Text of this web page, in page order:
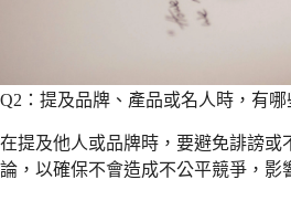
Q2：提及品牌、產品或名人時，有
在提及他人或品牌時，要避免誹謗或
論，以確保不會造成不公平競爭，影